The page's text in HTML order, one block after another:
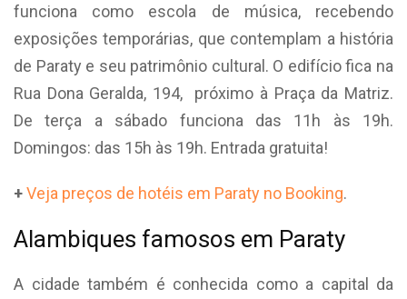
funciona como escola de música, recebendo
exposições temporárias, que contemplam a história
de Paraty e seu patrimônio cultural. ⁣O edifício fica na
Rua Dona Geralda, 194, próximo à Praça da Matriz.
De terça a sábado funciona das 11h às 19h.
Domingos: das 15h às 19h. Entrada gratuita!
+Veja preços de hotéis em Paraty no Booking.
Alambiques famosos em Paraty
A cidade também é conhecida como a capital da